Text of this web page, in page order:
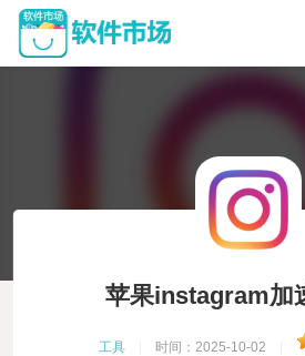
苹果instagram加
工具 时间：2025-10-02